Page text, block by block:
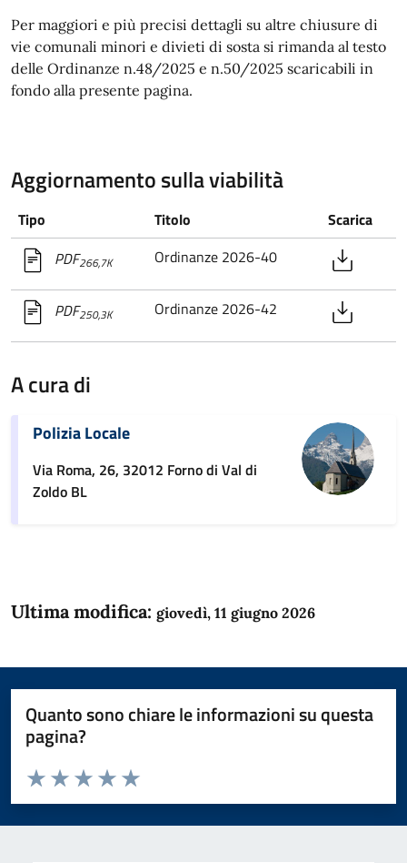
Per maggiori e più precisi dettagli su altre chiusure di
vie comunali minori e divieti di sosta si rimanda al testo
delle Ordinanze n.48/2025 e n.50/2025 scaricabili in
fondo alla presente pagina.
Aggiornamento sulla viabilità
Tipo Titolo
Scarica
PDF266,7K Ordinanze 2026-40
PDF250,3K Ordinanze 2026-42
A cura di
Polizia Locale
Via Roma, 26, 32012 Forno di Val di
Zoldo BL
Ultima modifica: giovedì, 11 giugno 2026
Quanto sono chiare le informazioni su questa
pagina?
Domanda
Valuta da 1 a 5 stelle la pagina
Valuta 5 stelle su 5
Valuta 4 stelle su 5
Valuta 3 stelle su 5
Valuta 2 stelle su 5
Valuta 1 stelle su 5